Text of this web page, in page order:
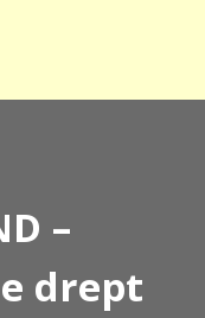
–
drept